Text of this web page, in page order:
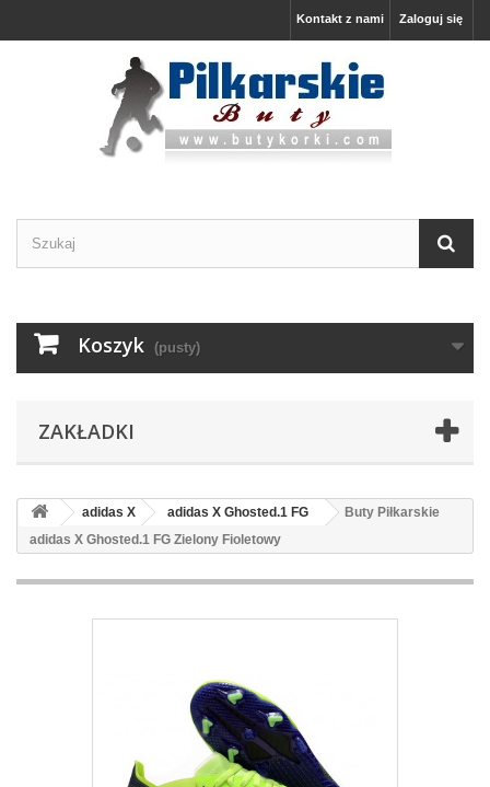
Zaloguj się
Kontakt z nami
Koszyk (pusty)
ZAKŁADKI
adidas X adidas X Ghosted.1 FG
Buty Piłkarskie
adidas X Ghosted.1 FG Zielony Fioletowy